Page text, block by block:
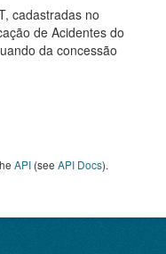
cadastradas no
de Acidentes do
da concessão
API (see API Docs).